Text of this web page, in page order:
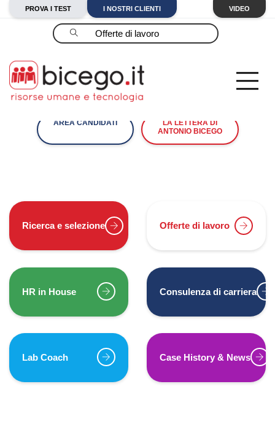
PROVA I TEST I NOSTRI CLIENTI VIDEO
Cerca
AREA CANDIDATI
LA LETTERA DI
ANTONIO BICEGO
Ricerca e selezione Offerte di lavoro
HR in House Consulenza di carriera
Lab Coach Case History & News